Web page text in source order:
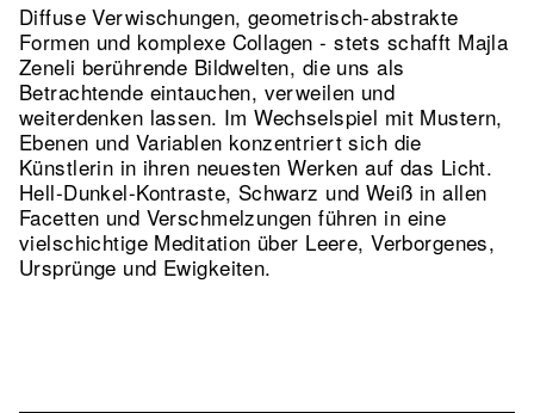
Diffuse Verwischungen, geometrisch-abstrakte
Formen und komplexe Collagen - stets schafft Majla
Zeneli berührende Bildwelten, die uns als
Betrachtende eintauchen, verweilen und
weiterdenken lassen. Im Wechselspiel mit Mustern,
Ebenen und Variablen konzentriert sich die
Künstlerin in ihren neuesten Werken auf das Licht.
Hell-Dunkel-Kontraste, Schwarz und Weiß in allen
Facetten und Verschmelzungen führen in eine
vielschichtige Meditation über Leere, Verborgenes,
Ursprünge und Ewigkeiten.